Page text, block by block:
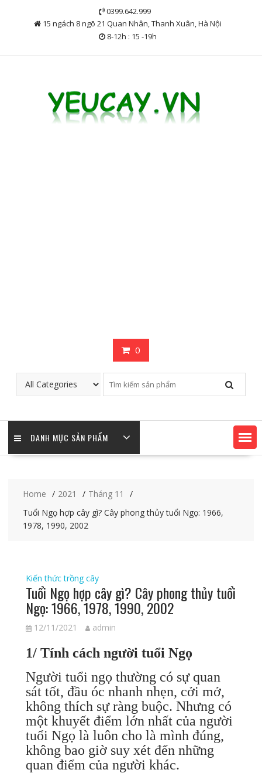
0399.642.999
15 ngách 8 ngõ 21 Quan Nhân, Thanh Xuân, Hà Nội
8-12h : 15 -19h
0
DANH MỤC SẢN PHẨM
Home 2021
Tháng 11
Tuổi Ngọ hợp cây gì? Cây phong thủy tuổi Ngọ: 1966,
1978, 1990, 2002
Kiến thức trồng cây
Tuổi Ngọ hợp cây gì? Cây phong thủy tuổi
Ngọ: 1966, 1978, 1990, 2002
12/11/2021 admin
1/ Tính cách người tuổi Ngọ
Người tuổi ngọ thường có sự quan
sát tốt, đầu óc nhanh nhẹn, cởi mở,
không thích sự ràng buộc. Nhưng có
một khuyết điểm lớn nhất của người
tuổi Ngọ là luôn cho là mình đúng,
không bao giờ suy xét đến những
quan điểm của người khác.